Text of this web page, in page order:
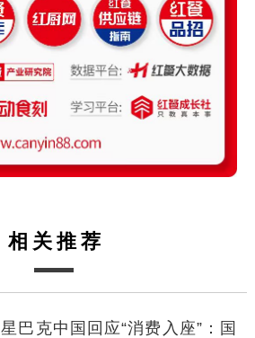
相关推荐
星巴克中国回应“消费入座”：国